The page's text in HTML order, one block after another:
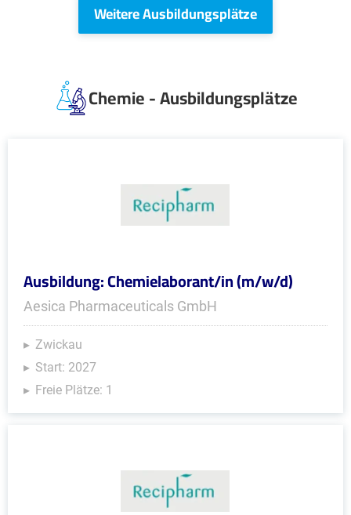
Weitere Ausbildungsplätze
Chemie - Ausbildungsplätze
Ausbildung: Chemielaborant/in (m/w/d)
Aesica Pharmaceuticals GmbH
Zwickau
Start: 2027
Freie Plätze: 1